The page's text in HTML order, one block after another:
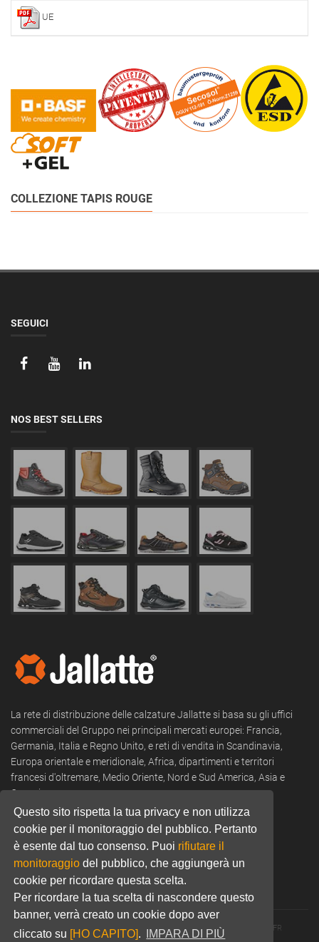
Questo sito rispetta la tua privacy e non utilizza
cookie per il monitoraggio del pubblico. Pertanto
è esente dal tuo consenso. Puoi rifiutare il
monitoraggio del pubblico, che aggiungerà un
cookie per ricordare questa scelta.
Per ricordare la tua scelta di nascondere questo
banner, verrà creato un cookie dopo aver
cliccato su [HO CAPITO]. IMPARA DI PIÙ
UE
COLLEZIONE TAPIS ROUGE
SEGUICI
NOS BEST SELLERS
La rete di distribuzione delle calzature Jallatte si basa su gli uffici
commerciali del Gruppo nei principali mercati europei: Francia,
Germania, Italia e Regno Unito, e reti di vendita in Scandinavia,
Europa orientale e meridionale, Africa, dipartimenti e territori
francesi d'oltremare, Medio Oriente, Nord e Sud America, Asia e
Oceania.
+39 0322 53 94 50
Email:commercial@jallatte.fr
Website:www.jallatte.fr
© 2026 JALLATTE - ALL RIGHTS RESERVEDWWW.JALLATTE.FR